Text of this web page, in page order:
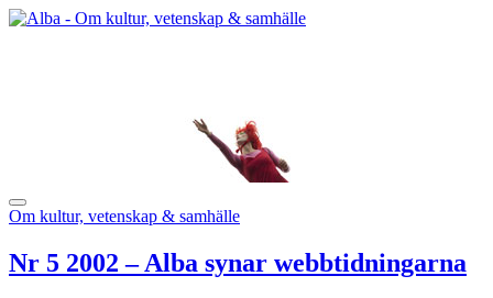
Om kultur, vetenskap & samhälle
Nr 5 2002 – Alba synar webbtidningarna